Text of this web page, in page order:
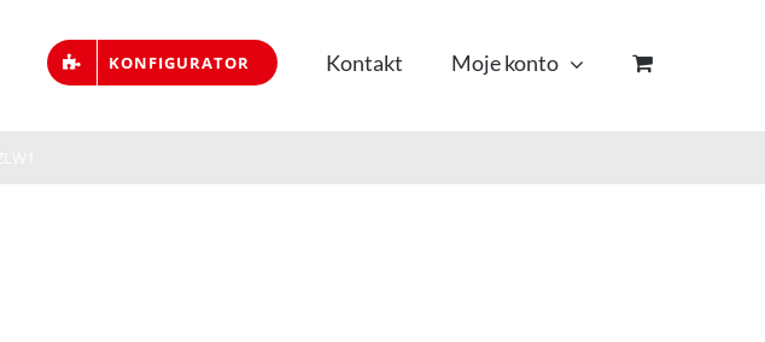
KONFIGURATOR Kontakt Moje konto